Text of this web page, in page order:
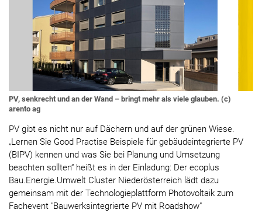
PV, senkrecht und an der Wand – bringt mehr als viele glauben. (c)
arento ag
PV gibt es nicht nur auf Dächern und auf der grünen Wiese.
„Lernen Sie Good Practise Beispiele für gebäudeintegrierte PV
(BIPV) kennen und was Sie bei Planung und Umsetzung
beachten sollten“ heißt es in der Einladung: Der ecoplus
Bau.Energie.Umwelt Cluster Niederösterreich lädt dazu
gemeinsam mit der Technologieplattform Photovoltaik zum
Fachevent "Bauwerksintegrierte PV mit Roadshow"